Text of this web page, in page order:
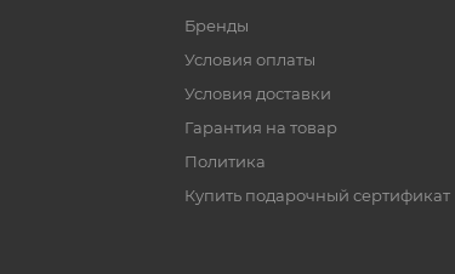
Бренды
Условия оплаты
Условия доставки
Гарантия на товар
Политика
Купить подарочный сертификат